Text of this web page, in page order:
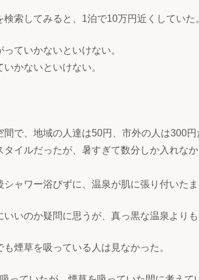
索してみると、1泊で10万円近くしていた
ていかないといけない。
かないといけない。
で、地域の人達は50円、市外の人は300円
イルだったが、暑すぎて数分しか入れなか
ャワー浴びずに、温泉が肌に張り付いたま
いのか疑問に思うが、真っ黒な温泉より
煙草を吸っている人は見なかった。